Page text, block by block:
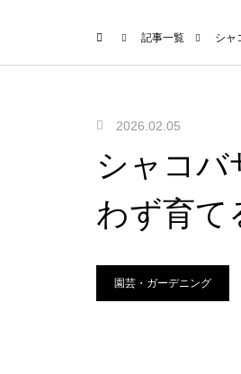
記事一覧 シャ
2026.02.05
シャコバ
わず育て
園芸・ガーデニング